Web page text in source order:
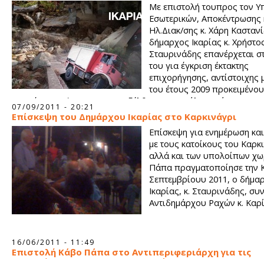
Με επιστολή τουπρος τον
Εσωτερικών, Αποκέντρωσης
Ηλ.Διακ/σης κ. Χάρη
δήμαρχος Ικαρίας κ.
Σταυρινάδης επανέρχεται
του για έγκριση έκτακτης
επιχορήγησης, αντίστοιχης
του έτους 2009
μπορέσει ο Δήμος να ανταπεξέλθει στις μεγάλες ανάγκες
προκύψει στα χωριά της περιοχής του Καρκιναγρίου και στην
τους οδοποιία μετά τις καταστροφές του περασμένου
07/09/2011 - 20:21
Επίσκεψη του Δημάρχου Ικαρίας στο Καρκινάγρι
Επίσκεψη για ενημέρωση
με τους κατοίκους του
αλλά και των υπολοίπων
Πάπα πραγματοποίησε την
Σεπτεμβρίουυ 2011, ο
Ικαρίας, κ. Σταυρινάδης,
Αντιδημάρχου Ραχών κ.
16/06/2011 - 11:49
Επιστολή Κάβο Πάπα στο Αντιπεριφεριάρχη για τις